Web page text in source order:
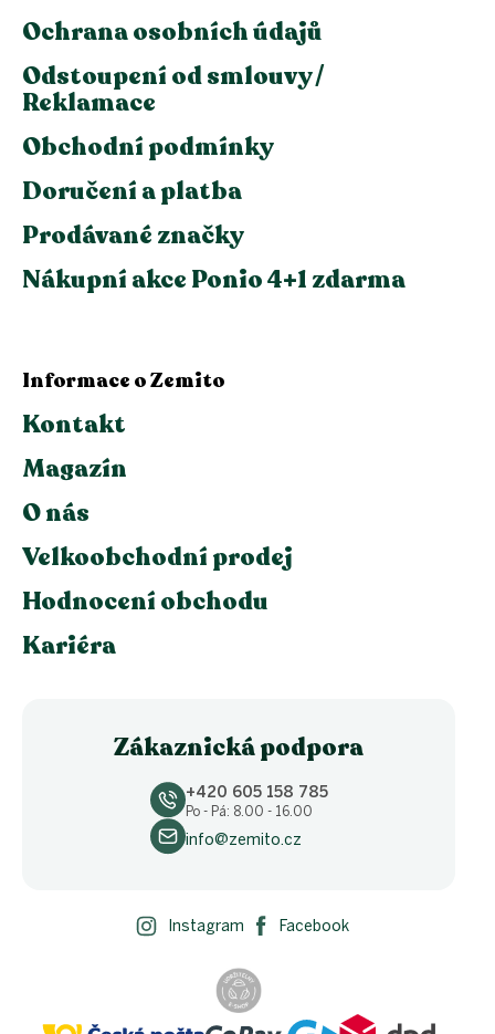
Ochrana osobních údajů
Odstoupení od smlouvy /
Reklamace
Obchodní podmínky
Doručení a platba
Prodávané značky
Nákupní akce Ponio 4+1 zdarma
Informace o Zemito
Kontakt
Magazín
O nás
Velkoobchodní prodej
Hodnocení obchodu
Kariéra
Zákaznická podpora
+420 605 158 785
Po - Pá: 8.00 - 16.00
info@zemito.cz
Instagram Facebook